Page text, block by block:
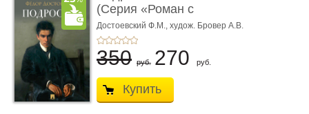
(Серия «Роман с
книгой»)
Достоевский Ф.М., худож. Бровер А.В.
350 руб. 270 руб.
Купить